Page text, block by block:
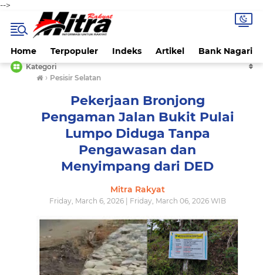
-->
Home Terpopuler Indeks Artikel Bank Nagari
Kategori
› Pesisir Selatan
Pekerjaan Bronjong
Pengaman Jalan Bukit Pulai
Lumpo Diduga Tanpa
Pengawasan dan
Menyimpang dari DED
Mitra Rakyat
Friday, March 6, 2026 | Friday, March 06, 2026 WIB